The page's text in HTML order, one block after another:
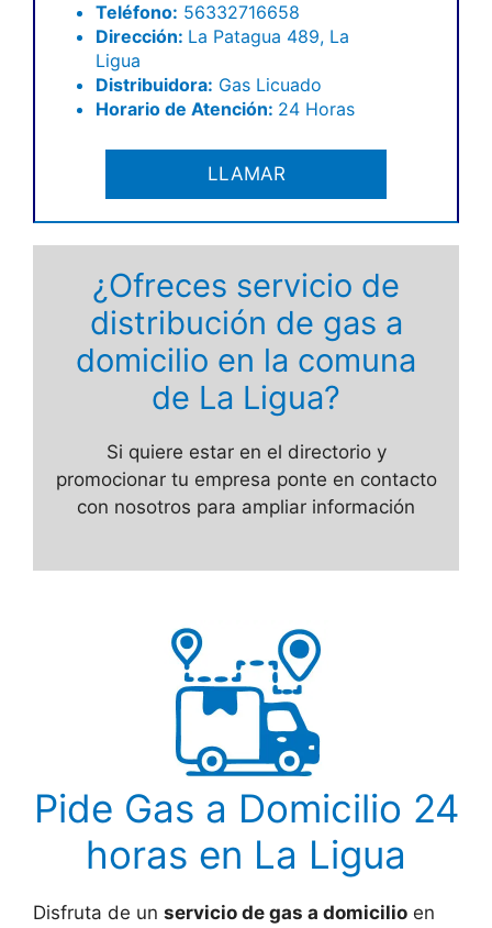
Teléfono: 56332716658
Dirección: La Patagua 489, La
Ligua
Distribuidora: Gas Licuado
Horario de Atención: 24 Horas
LLAMAR
¿Ofreces servicio de
distribución de gas a
domicilio en la comuna
de La Ligua?
Si quiere estar en el directorio y
promocionar tu empresa ponte en contacto
con nosotros para ampliar información
Pide Gas a Domicilio 24
horas en La Ligua
Disfruta de un servicio de gas a domicilio en